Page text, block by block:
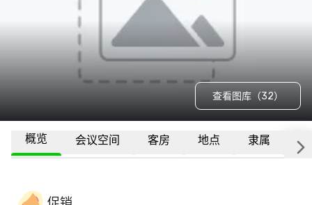
查看图库（32）
概览 会议空间 客房 地点 隶属 更